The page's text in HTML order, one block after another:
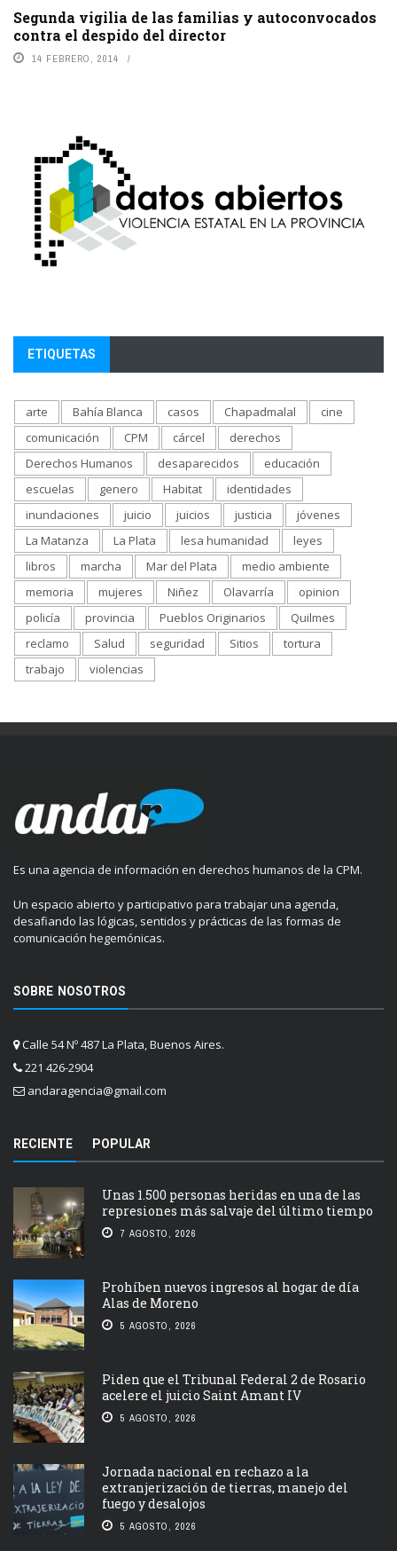
Segunda vigilia de las familias y autoconvocados
contra el despido del director
14 FEBRERO, 2014
ETIQUETAS
arte Bahía Blanca casos Chapadmalal
cine
comunicación
CPM cárcel
derechos
Derechos Humanos
desaparecidos
educación
escuelas
genero Habitat
identidades
inundaciones
juicio juicios justicia
jóvenes
La Matanza
La Plata lesa humanidad
leyes
libros
marcha Mar del Plata
medio ambiente
memoria
mujeres Niñez Olavarría
opinion
policía
provincia Pueblos Originarios
Quilmes
reclamo
Salud seguridad Sitios
tortura
trabajo
violencias
Es una agencia de información en derechos humanos de la CPM.
Un espacio abierto y participativo para trabajar una agenda,
desafiando las lógicas, sentidos y prácticas de las formas de
comunicación hegemónicas.
SOBRE NOSOTROS
Calle 54 Nº 487 La Plata, Buenos Aires.
221 426-2904
andaragencia@gmail.com
RECIENTE POPULAR
Unas 1.500 personas heridas en una de las
represiones más salvaje del último tiempo
7 AGOSTO, 2026
Prohíben nuevos ingresos al hogar de día
Alas de Moreno
5 AGOSTO, 2026
Piden que el Tribunal Federal 2 de Rosario
acelere el juicio Saint Amant IV
5 AGOSTO, 2026
Jornada nacional en rechazo a la
extranjerización de tierras, manejo del
fuego y desalojos
5 AGOSTO, 2026